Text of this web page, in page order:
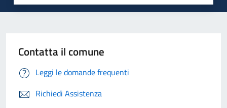
Contatta il comune
Leggi le domande frequenti
Richiedi Assistenza